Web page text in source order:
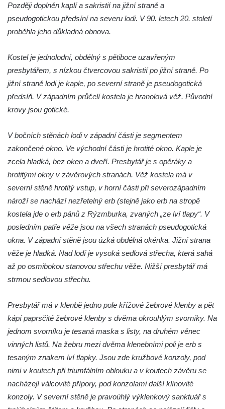
Křížová cesta Římov – XXV. kaple – Boží
hrob
Křížová cesta Římov – XXIV. kaple – Pieta
Křížová cesta Římov – XXIII. kaple –
Kalvárie
Křížová cesta Římov – XXII. kaple – Šimon
Cyrénský pomáhá Ježíši nést kříž
Křížová cesta Římov – XXI. kaple –
Křížová cesta Římov – XX. kaple – Svatá
Veronika potkává Ježíše a utírá mu do své
roušky pot z tváře
Křížová cesta Římov – XVIII. kaple – Na
Ježíše vložen kříž
Křížová cesta Římov – XVII. kaple – Velký
Pilát
Křížová cesta Římov – XVI. kaple – U
Herodesa
Pilát
Křížová cesta Římov – XIII. kaple – U
Annáše (U Kaifáše)
Křížová cesta Římov – XII. kaple – Vodní
brána
Později doplněn kaplí a sakristií na jižní straně a
pseudogotickou předsíní na severu lodi. V 90. letech 20. století
proběhla jeho důkladná obnova.
Kostel je jednolodní, obdélný s pětiboce uzavřeným
presbytářem, s nízkou čtvercovou sakristií po jižní straně. Po
jižní straně lodi je kaple, po severní straně je pseudogotická
předsíň. V západním průčelí kostela je hranolová věž. Původní
krovy jsou gotické.
V bočních stěnách lodi v západní části je segmentem
zakončené okno. Ve východní části je hrotité okno. Kaple je
zcela hladká, bez oken a dveří. Presbytář je s opěráky a
hrotitými okny v závěrových stranách. Věž kostela má v
severní stěně hrotitý vstup, v horní části při severozápadním
nároží se nachází nezřetelný erb (stejně jako erb na stropě
kostela jde o erb pánů z Rýzmburka, zvaných „ze lví tlapy“. V
posledním patře věže jsou na všech stranách pseudogotická
okna. V západní stěně jsou úzká obdélná okénka. Jižní strana
věže je hladká. Nad lodí je vysoká sedlová střecha, která sahá
až po osmibokou stanovou střechu věže. Nižší presbytář má
strmou sedlovou střechu.
Presbytář má v klenbě jedno pole křížové žebrové klenby a pět
kápí paprsčité žebrové klenby s dvěma okrouhlým svorníky. Na
jednom svorníku je tesaná maska s listy, na druhém věnec
vinných listů. Na žebru mezi dvěma klenebními poli je erb s
tesaným znakem lví tlapky. Jsou zde kružbové konzoly, pod
nimi v koutech při triumfálním oblouku a v koutech závěru se
nacházejí válcovité přípory, pod konzolami další klínovité
konzoly. V severní stěně je pravoúhlý výklenkový sanktuář s